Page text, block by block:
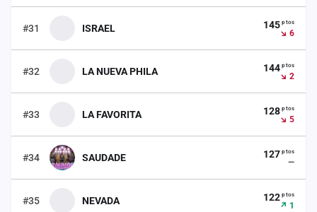
#31 ISRAEL ↘ 6
145 ptos
#32 LA NUEVA PHILA ↘ 2
144 ptos
#33 LA FAVORITA ↘ 5
128 ptos
#34 SAUDADE —
127 ptos
#35 NEVADA ↗ 1
122 ptos